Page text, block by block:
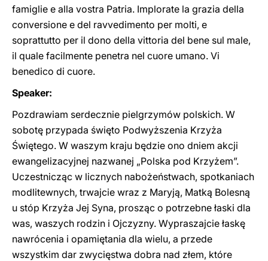
famiglie e alla vostra Patria. Implorate la grazia della
conversione e del ravvedimento per molti, e
soprattutto per il dono della vittoria del bene sul male,
il quale facilmente penetra nel cuore umano. Vi
benedico di cuore.
Speaker:
Pozdrawiam serdecznie pielgrzymów polskich. W
sobotę przypada święto Podwyższenia Krzyża
Świętego. W waszym kraju będzie ono dniem akcji
ewangelizacyjnej nazwanej „Polska pod Krzyżem”.
Uczestnicząc w licznych nabożeństwach, spotkaniach
modlitewnych, trwajcie wraz z Maryją, Matką Bolesną
u stóp Krzyża Jej Syna, prosząc o potrzebne łaski dla
was, waszych rodzin i Ojczyzny. Wypraszajcie łaskę
nawrócenia i opamiętania dla wielu, a przede
wszystkim dar zwycięstwa dobra nad złem, które